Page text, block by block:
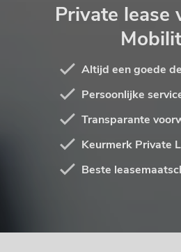
Private lease
Altijd een goede
Persoonlijke
Transparante
Keurmerk Private
Beste